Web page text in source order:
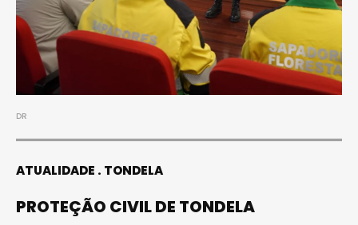
DR
ATUALIDADE TONDELA
PROTEÇÃO CIVIL DE TONDELA